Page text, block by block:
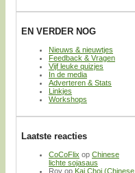
EN VERDER NOG
Nieuws & nieuwtjes
Feedback & Vragen
Vijf leuke quizjes
In de media
Adverteren & Stats
Linkjes
Workshops
Laatste reacties
CoCoFlix op Chinese
lichte sojasaus
Roy op Kai Choi (Chinese